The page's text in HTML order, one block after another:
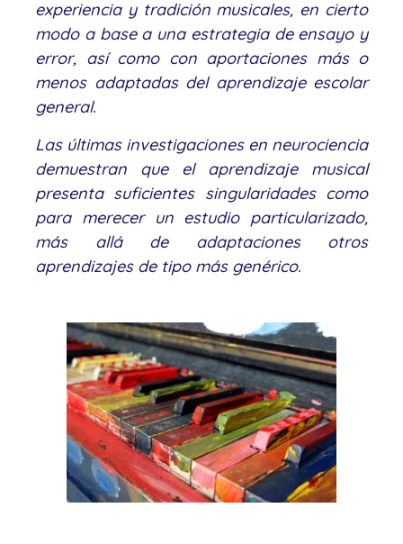
experiencia y tradición musicales, en cierto
modo a base a una estrategia de ensayo y
error, así como con aportaciones más o
menos adaptadas del aprendizaje escolar
general.
Las últimas investigaciones en neurociencia
demuestran que el aprendizaje musical
presenta suficientes singularidades como
para merecer un estudio particularizado,
más allá de adaptaciones otros
aprendizajes de tipo más genérico.